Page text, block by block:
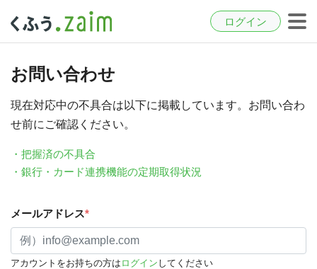
ログイン
お問い合わせ
現在対応中の不具合は以下に掲載しています。お問い合わ
せ前にご確認ください。
・把握済の不具合
・銀行・カード連携機能の定期取得状況
メールアドレス*
アカウントをお持ちの方は ログイン してください